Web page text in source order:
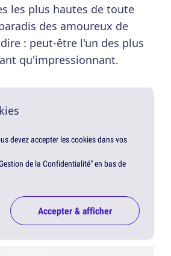
les plus hautes de toute
des amoureux de
: peut-être l'un des plus
qu'impressionnant.
devez accepter les cookies dans vos
de la Confidentialité" en bas de
Accepter & afficher